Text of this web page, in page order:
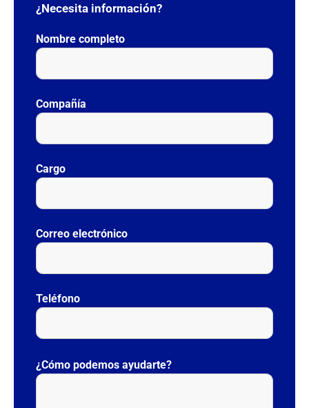
¿Necesita información?
Nombre completo
Compañía
Cargo
Correo electrónico
Teléfono
o
r
¿Cómo podemos ayudarte?